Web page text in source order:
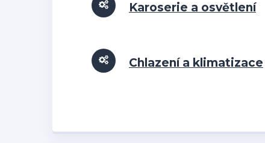
Karoserie a osvětlení
Chlazení a klimatizace